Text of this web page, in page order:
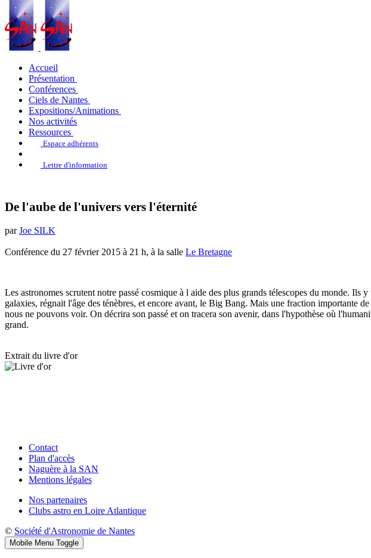
Accueil
Présentation
Conférences
Ciels de Nantes
Expositions/Animations
Nos activités
Ressources
Espace adhérents
Lettre d'information
De l'aube de l'univers vers l'éternité
parJoe SILK
Conférence du 27 février 2015 à 21 h, à la salle Le Bretagne
Les astronomes scrutent notre passé cosmique à l aide des plus grands télescopes du monde.
galaxies, régnait l'âge des ténèbres, et encore avant, le Big Bang. Mais une fraction importante
nous ne pouvons voir. On décrira son passé et on tracera son avenir, dans l'hypothèse où
grand.
Extrait du livre d'or
Contact
Plan d'accès
Naguère à la SAN
Mentions légales
Nos partenaires
Clubs astro en Loire Atlantique
© Société d'Astronomie de Nantes
Mobile Menu Toggle